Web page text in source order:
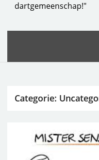
dartgemeenschap!"
Categorie: